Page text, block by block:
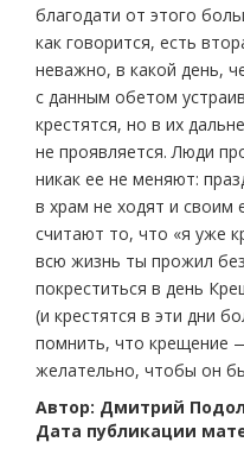
благодати от этого
как говорится, есть
неважно, в какой день,
с данным обетом
крестятся, но в их
не проявляется. Люди
никак ее не меняют:
в храм не ходят и своим
считают то, что «я уже
всю жизнь ты прожил
покреститься в день
(и крестятся в эти дни
помнить, что крещение
желательно, чтобы он
Автор: Дмитрий
Дата публикации